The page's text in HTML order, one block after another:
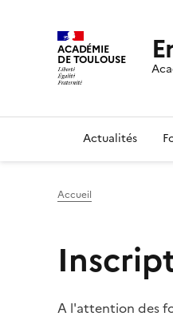
ACADÉMIE
DE TOULOUSE
Actualités
Accueil
A l'attention des